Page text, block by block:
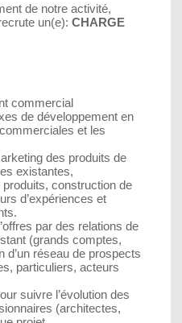
de notre activité,
un(e): CHARGE
commercial
de développement en
et les
des produits de
existantes,
construction de
d’expériences et
par des relations de
(grands comptes,
d’un réseau de prospects
particuliers, acteurs
suivre l’évolution des
(architectes,